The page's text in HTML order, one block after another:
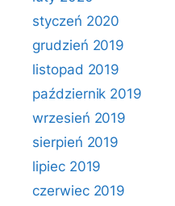
styczeń 2020
grudzień 2019
listopad 2019
październik 2019
wrzesień 2019
sierpień 2019
lipiec 2019
czerwiec 2019